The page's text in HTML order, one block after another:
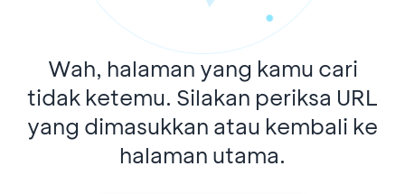
Wah, halaman yang kamu cari
tidak ketemu. Silakan periksa URL
yang dimasukkan atau kembali ke
halaman utama.